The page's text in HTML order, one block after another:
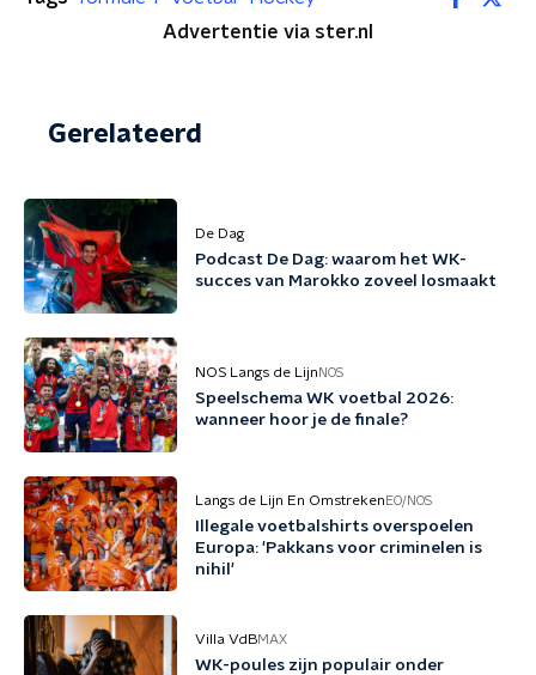
Advertentie via ster.nl
Gerelateerd
De Dag
Podcast De Dag: waarom het WK-
succes van Marokko zoveel losmaakt
NOS Langs de Lijn NOS
Speelschema WK voetbal 2026:
wanneer hoor je de finale?
Langs de Lijn En Omstreken EO/NOS
Illegale voetbalshirts overspoelen
Europa: 'Pakkans voor criminelen is
nihil'
Villa VdBMAX
WK-poules zijn populair onder